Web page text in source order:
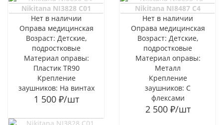
Nikitana NI3828 C01
Нет в наличии
Оправа медицинская
Возраст: Детские,
подростковые
Материал оправы:
Пластик TR90
Крепление
заушников: На винтах
1 500₽/шт
Nikitana NI8487 C4
Нет в наличии
Оправа медицинская
Возраст: Детские,
подростковые
Материал оправы:
Металл
Крепление
заушников: С
флексами
2 500₽/шт